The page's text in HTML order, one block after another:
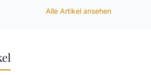
Alle Artikel ansehen